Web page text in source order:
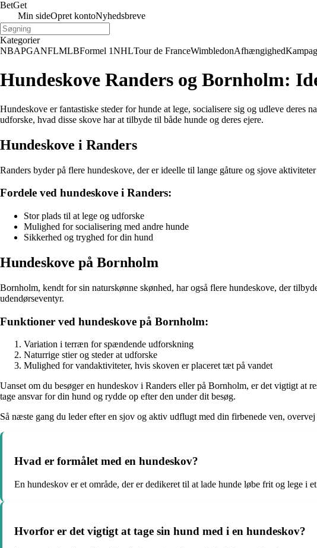
BetGet
Min sideOpret kontoNyhedsbreve
Kategorier
NBAPGANFLMLBFormel 1NHLTour de FranceWimbledonAfhængighed
Hundeskove Randers og Bornholm:
Hundeskove er fantastiske steder for hunde at lege, socialisere sig og udleve
udforske, hvad disse skove har at tilbyde til både hunde og deres ejere.
Hundeskove i Randers
Randers byder på flere hundeskove, der er ideelle til lange gåture og sjove
Fordele ved hundeskove i Randers:
Stor plads til at lege og udforske
Mulighed for socialisering med andre hunde
Sikkerhed og tryghed for din hund
Hundeskove på Bornholm
Bornholm, kendt for sin naturskønne skønhed, har også flere hundeskove, der
udendørseventyr.
Funktioner ved hundeskove på Bornholm:
Variation i terræn for spændende udforskning
Naturrige stier og steder at udforske
Mulighed for vandaktiviteter, hvis skoven er placeret tæt på vandet
Uanset om du besøger en hundeskov i Randers eller på Bornholm, er det vigtigt
tage ansvar for din hund og rydde op efter den under dit besøg.
Så næste gang du leder efter en sjov og aktiv udflugt med din firbenede ven,
Hvad er formålet med en hundeskov?
En hundeskov er et område, der er dedikeret til at lade hunde løbe frit og lege
Hvorfor er det vigtigt at tage sin hund med i en hundeskov?